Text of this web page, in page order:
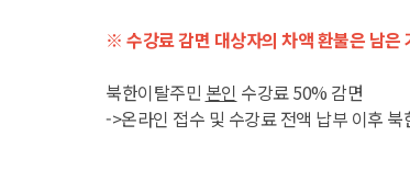
※ 수강료 감면 대상자의 차액 환불은 남은
북한이탈주민 본인 수강료 50% 감면
->온라인 접수 및 수강료 전액 납부 이후